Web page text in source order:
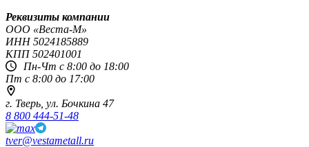
Реквизиты компании
OOO «Веста-М»
ИНН5024185889
КПП502401001
Пн-Чт с 8:00 до 18:00
Пт с 8:00 до 17:00
г. Тверь, ул. Бочкина 47
8 800 444-51-48
tver@vestametall.ru